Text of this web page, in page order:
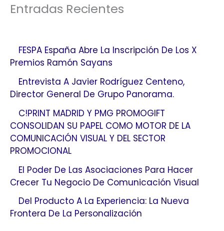
Entradas Recientes
FESPA España Abre La Inscripción De Los X
Premios Ramón Sayans
Entrevista A Javier Rodríguez Centeno,
Director General De Grupo Panorama.
C!PRINT MADRID Y PMG PROMOGIFT
CONSOLIDAN SU PAPEL COMO MOTOR DE LA
COMUNICACIÓN VISUAL Y DEL SECTOR
PROMOCIONAL
El Poder De Las Asociaciones Para Hacer
Crecer Tu Negocio De Comunicación Visual
Del Producto A La Experiencia: La Nueva
Frontera De La Personalización